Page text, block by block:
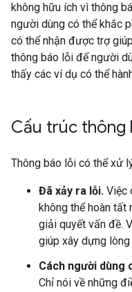
không hữu ích vì thông
người dùng có thể khắc
có thể nhận được trợ
thông báo lỗi để người
thấy các ví dụ có thể
Cấu trúc thông
Thông báo lỗi có thể xử
Đã xảy ra lỗi. Việc
không thể hoàn tất
giải quyết vấn đề.
giúp xây dựng lòng
Cách người dùng
Chỉ nói về những